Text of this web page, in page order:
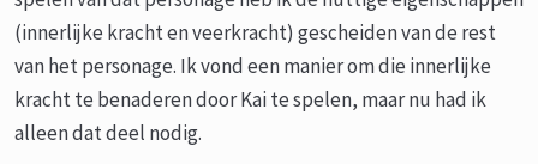
(innerlijke kracht en veerkracht) gescheiden van de rest
van het personage. Ik vond een manier om die innerlijke
kracht te benaderen door Kai te spelen, maar nu had ik
alleen dat deel nodig.